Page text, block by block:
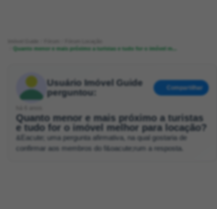
Quanto menor e mais próximo a turistas e tudo for o imóvel m...
Usuário Imóvel Guide
perguntou:
Compartilhar
Quanto menor e mais próximo a turistas
e tudo for o imóvel melhor para locação?
&Eacute; uma pergunta afirmativa, na qual gostaria de
confirmar aos membros do f&oacute;rum a resposta.